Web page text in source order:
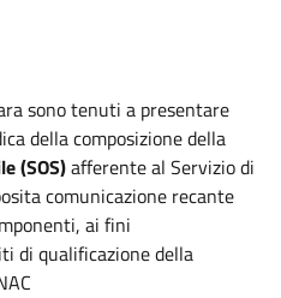
sono tenuti a presentare
della composizione della
(SOS)afferente al Servizio di
comunicazione recante
ai fini
di qualificazione della